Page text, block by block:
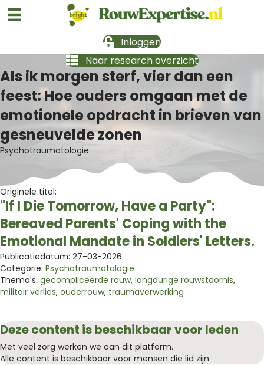
Inloggen
Naar research overzicht
Als ik morgen sterf, vier dan een
feest: Hoe ouders omgaan met de
emotionele opdracht in brieven van
gesneuvelde zonen
Psychotraumatologie
Originele titel:
"If I Die Tomorrow, Have a Party":
Bereaved Parents' Coping with the
Emotional Mandate in Soldiers' Letters.
Publicatiedatum: 27-03-2026
Categorie: Psychotraumatologie
Thema's: gecompliceerde rouw, langdurige rouwstoornis,
militair verlies, ouderrouw, traumaverwerking
Deze content is beschikbaar voor leden
Met veel zorg werken we aan dit platform.
Alle content is beschikbaar voor mensen die lid zijn.